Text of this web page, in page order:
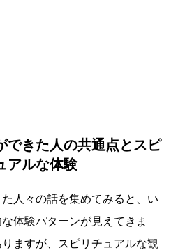
できた人の共通点とスピ
アルな体験
人々の話を集めてみると、い
体験パターンが見えてきま
ますが、スピリチュアルな観